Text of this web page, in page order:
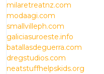
milaretreatnz.com
modaagi.com
smallvilleph.com
galiciasuroeste.info
batallasdeguerra.com
dregstudios.com
neatstuffhelpskids.org